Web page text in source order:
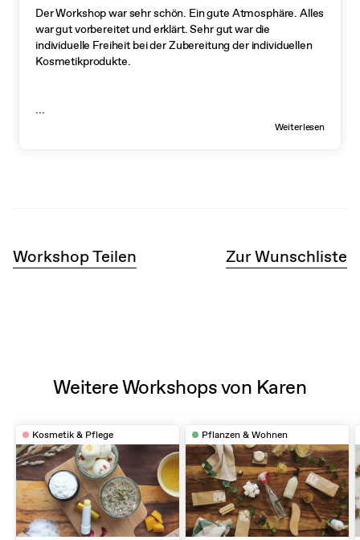
Der Workshop war sehr schön. Ein gute Atmosphäre. Alles
war gut vorbereitet und erklärt. Sehr gut war die
individuelle Freiheit bei der Zubereitung der individuellen
Kosmetikprodukte.
Weiterlesen
...
Workshop Teilen Zur Wunschliste
Weitere Workshops von Karen
Kosmetik & Pflege Pflanzen & Wohnen